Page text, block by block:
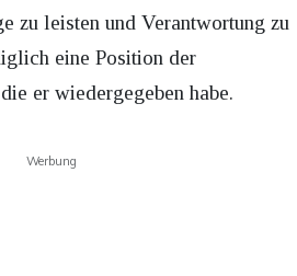
zu leisten und Verantwortung zu
eine Position der
er wiedergegeben habe.
Werbung